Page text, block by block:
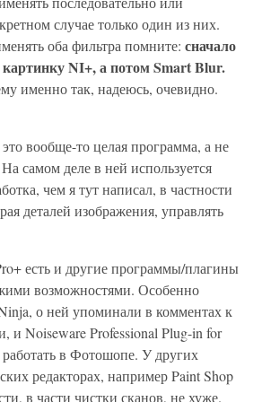
случае только один из них.
оба фильтра помните: сначало
NI+, а потом Smart Blur.
именно так, надеюсь, очевидно.
вообще-то целая программа, а не
самом деле в ней используется
чем я тут написал, в частности
деталей изображения, управлять
есть и другие программы/плагины
возможностями. Особенно
о ней упоминали в комментах к
и Noiseware Professional Plug-in for
работать в Фотошопе. У других
редакторах, например Paint Shop
в части чистки сканов, не хуже.